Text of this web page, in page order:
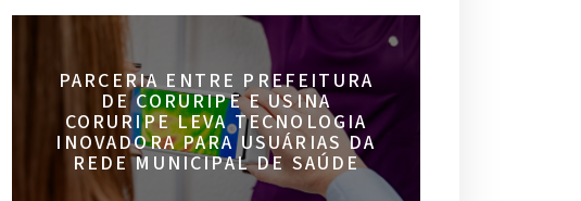
PARCERIA ENTRE PREFEITURA
DE CORURIPE E USINA
CORURIPE LEVA TECNOLOGIA
INOVADORA PARA USUÁRIAS DA
REDE MUNICIPAL DE SAÚDE